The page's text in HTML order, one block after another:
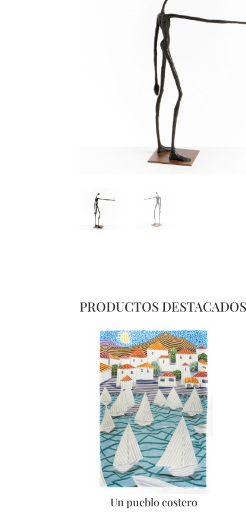
PRODUCTOS DESTACADOS
Un pueblo costero